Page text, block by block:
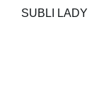
SUBLI LADY